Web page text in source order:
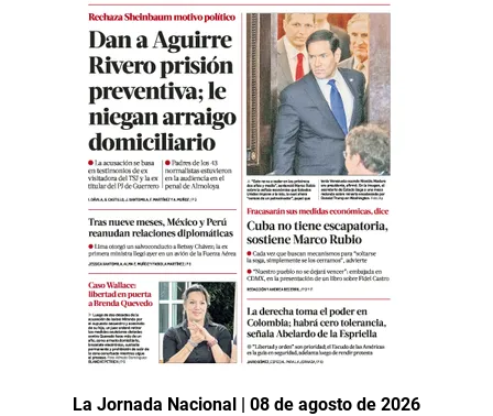
La Jornada Nacional | 08 de agosto de 2026